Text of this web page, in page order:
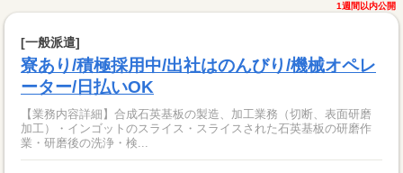
1週間以内公開
[一般派遣]
寮あり/積極採用中/出社はのんびり/機械オペレ
ーター/日払いOK
【業務内容詳細】合成石英基板の製造、加工業務（切断、表面研磨
加工）・インゴットのスライス・スライスされた石英基板の研磨作
業・研磨後の洗浄・検...